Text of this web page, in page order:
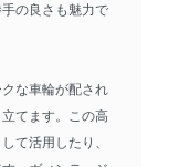
の良さも魅力で
な車輪が配され
てます。この高
て活用したり、